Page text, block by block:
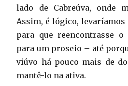
lado de Cabreúva, onde
Assim, é lógico, levaríamos
para que reencontrasse
para um proseio – até
viúvo há pouco mais de
mantê-lo na ativa.